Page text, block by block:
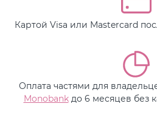
Картой Visa или Mastercard
Оплата частями для
Monobankдо 6 месяцев без